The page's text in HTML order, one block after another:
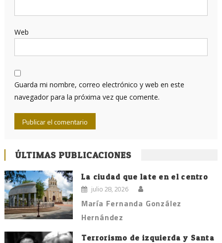
Web
Guarda mi nombre, correo electrónico y web en este
navegador para la próxima vez que comente.
ÚLTIMAS PUBLICACIONES
La ciudad que late en el centro
julio 28, 2026
María Fernanda González
Hernández
Terrorismo de izquierda y Santa